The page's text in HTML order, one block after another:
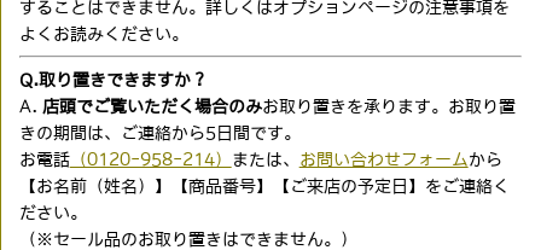
することはできません。詳しくはオプションページの注意事項を
よくお読みください。
Q.取り置きできますか？
A. 店頭でご覧いただく場合のみお取り置きを承ります。お取り置
きの期間は、ご連絡から5日間です。
お電話（0120-958-214） または、 お問い合わせフォーム から
【お名前（姓名）】【商品番号】【ご来店の予定日】をご連絡く
ださい。
（※セール品のお取り置きはできません。）